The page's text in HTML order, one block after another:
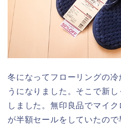
冬になってフローリングの
うになりました。そこで新
しました。無印良品でマイ
が半額セールをしていたの